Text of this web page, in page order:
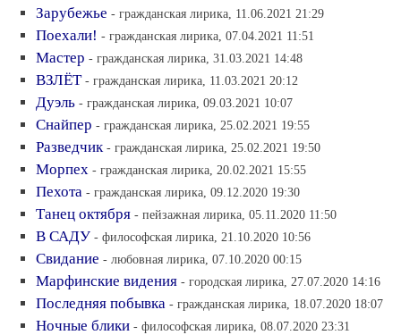
Зарубежье - гражданская лирика, 11.06.2021 21:29
Поехали! - гражданская лирика, 07.04.2021 11:51
Мастер - гражданская лирика, 31.03.2021 14:48
ВЗЛЁТ - гражданская лирика, 11.03.2021 20:12
Дуэль - гражданская лирика, 09.03.2021 10:07
Снайпер - гражданская лирика, 25.02.2021 19:55
Разведчик - гражданская лирика, 25.02.2021 19:50
Морпех - гражданская лирика, 20.02.2021 15:55
Пехота - гражданская лирика, 09.12.2020 19:30
Танец октября - пейзажная лирика, 05.11.2020 11:50
В САДУ - философская лирика, 21.10.2020 10:56
Свидание - любовная лирика, 07.10.2020 00:15
Марфинские видения - городская лирика, 27.07.2020 14:16
Последняя побывка - гражданская лирика, 18.07.2020 18:07
Ночные блики - философская лирика, 08.07.2020 23:31